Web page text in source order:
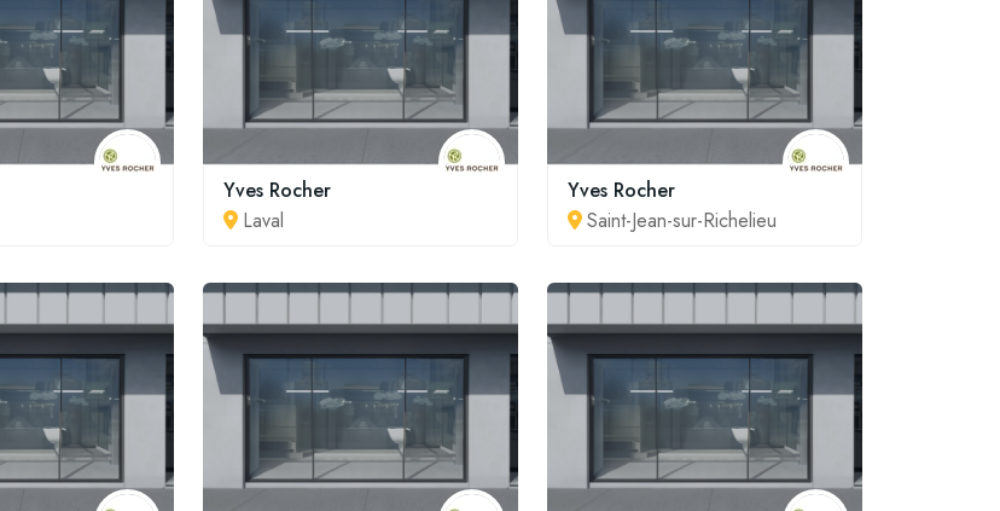
Yves Rocher
Laval
Yves Rocher
Saint-Jean-sur-Richelieu